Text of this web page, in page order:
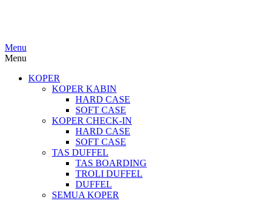
Menu
Menu
KOPER
KOPER KABIN
HARD CASE
SOFT CASE
KOPER CHECK-IN
HARD CASE
SOFT CASE
TAS DUFFEL
TAS BOARDING
TROLI DUFFEL
DUFFEL
SEMUA KOPER